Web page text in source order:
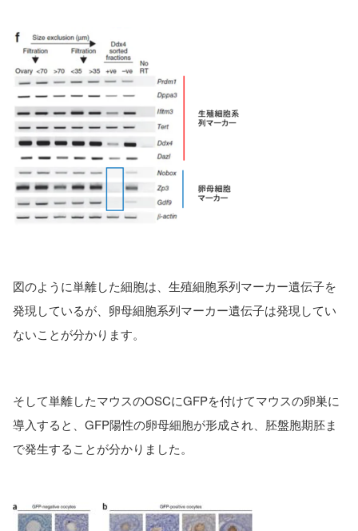
図のように単離した細胞は、生殖細胞系列マーカー遺伝子を
発現しているが、卵母細胞系列マーカー遺伝子は発現してい
ないことが分かります。
そして単離したマウスのOSCにGFPを付けてマウスの卵巣に
導入すると、GFP陽性の卵母細胞が形成され、胚盤胞期胚ま
で発生することが分かりました。